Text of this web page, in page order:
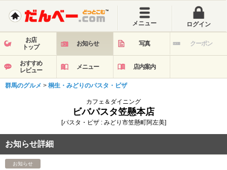
メニュー ログイン
お店
トップ
お知らせ 写真 クーポン
おすすめ
レビュー
メニュー 店内案内
群馬のグルメ > 桐生・みどりのパスタ・ピザ
カフェ＆ダイニング
ビバパスタ笠懸本店
[パスタ・ピザ : みどり市笠懸町阿左美]
お知らせ詳細
お知らせ